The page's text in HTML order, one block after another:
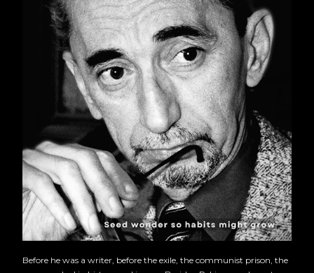
Before he was a writer, before the exile, the communist prison, the